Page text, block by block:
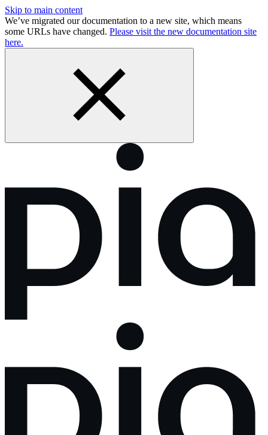
Skip to main content
We’ve migrated our documentation to a new site, which means
some URLs have changed. Please visit the new documentation site
here.